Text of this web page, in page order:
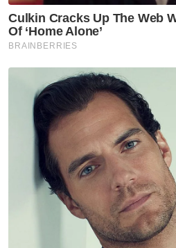
muda perlu terus
kerjasama pelbagai pihak.
belasan tahun wajar
"Bakat mereka perlu
"Mereka merupakan
bakal mengalas cabaran
tertinggi pada masa
Muat turun aplikasi Sinar
Jawab soalan kaji